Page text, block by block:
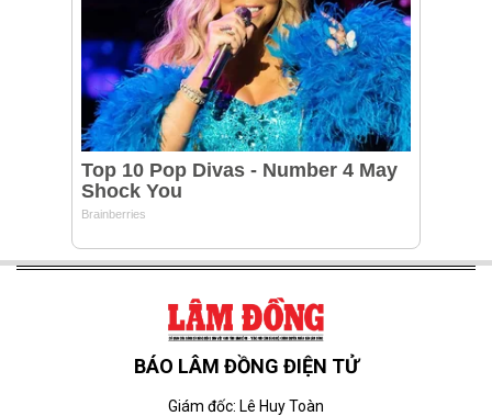
BÁO LÂM ĐỒNG ĐIỆN TỬ
Giám đốc: Lê Huy Toàn